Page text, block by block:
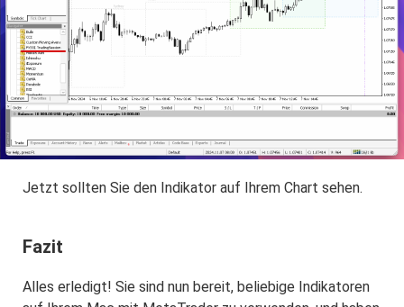
Jetzt sollten Sie den Indikator auf Ihrem Chart sehen.
Fazit
Alles erledigt! Sie sind nun bereit, beliebige Indikatoren